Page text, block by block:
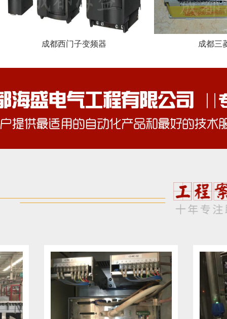
成都西门子变频器 成都三